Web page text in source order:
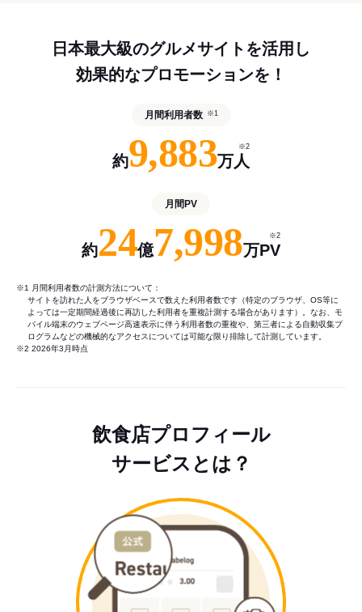
日本最大級のグルメサイトを活用し
効果的なプロモーションを！
月間利用者数 ※1
約9,883万人
※2
月間PV
約24億7,998万PV
※2
※1 月間利用者数の計測方法について：
サイトを訪れた人をブラウザベースで数えた利用者数です（特定のブラウザ、OS等に
よっては一定期間経過後に再訪した利用者を重複計測する場合があります）。なお、モ
バイル端末のウェブページ高速表示に伴う利用者数の重複や、第三者による自動収集プ
ログラムなどの機械的なアクセスについては可能な限り排除して計測しています。
※2 2026年3月時点
飲食店プロフィール
サービスとは？